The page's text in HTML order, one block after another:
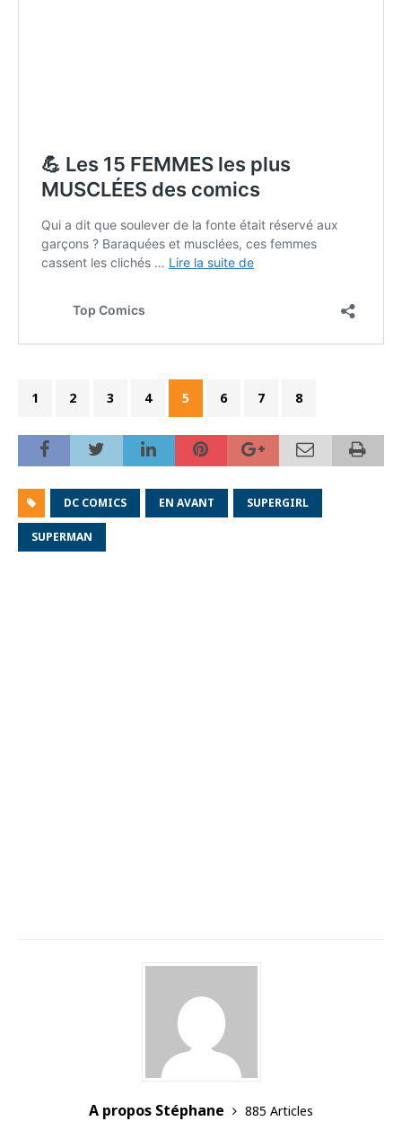
1 2 3 4 5 6 7 8
DC COMICS EN AVANT SUPERGIRL
SUPERMAN
A propos Stéphane
885 Articles